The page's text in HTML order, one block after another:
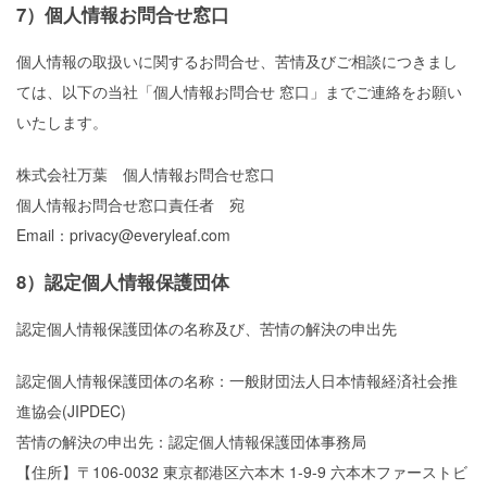
7）個人情報お問合せ窓口
個人情報の取扱いに関するお問合せ、苦情及びご相談につきまし
ては、以下の当社「個人情報お問合せ 窓口」までご連絡をお願い
いたします。
株式会社万葉 個人情報お問合せ窓口
個人情報お問合せ窓口責任者 宛
Email：privacy@everyleaf.com
8）認定個人情報保護団体
認定個人情報保護団体の名称及び、苦情の解決の申出先
認定個人情報保護団体の名称：一般財団法人日本情報経済社会推
進協会(JIPDEC)
苦情の解決の申出先：認定個人情報保護団体事務局
【住所】〒106-0032 東京都港区六本木 1-9-9 六本木ファーストビ